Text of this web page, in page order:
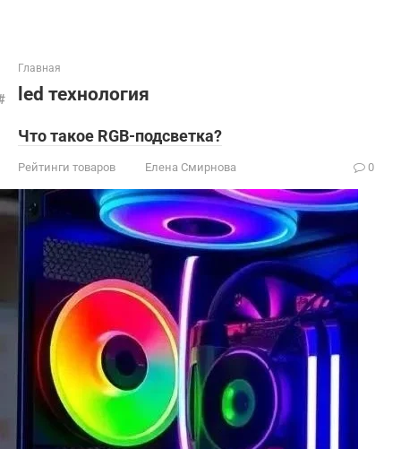
Главная
led технология
Что такое RGB-подсветка?
Рейтинги товаров Елена Смирнова 0